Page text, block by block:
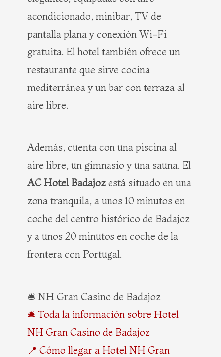
acondicionado, minibar, TV de
pantalla plana y conexión Wi-Fi
gratuita. El hotel también ofrece un
restaurante que sirve cocina
mediterránea y un bar con terraza al
aire libre.
Además, cuenta con una piscina al
aire libre, un gimnasio y una sauna. El
AC Hotel Badajoz está situado en una
zona tranquila, a unos 10 minutos en
coche del centro histórico de Badajoz
y a unos 20 minutos en coche de la
frontera con Portugal.
🛎️ NH Gran Casino de Badajoz
🛎️ Toda la información sobre Hotel
NH Gran Casino de Badajoz
📍 Cómo llegar a Hotel NH Gran